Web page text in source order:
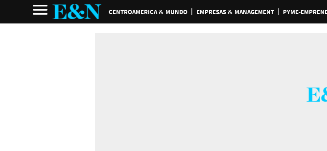
CENTROAMERICA & MUNDO EMPRESAS & MANAGEMENT PYME-